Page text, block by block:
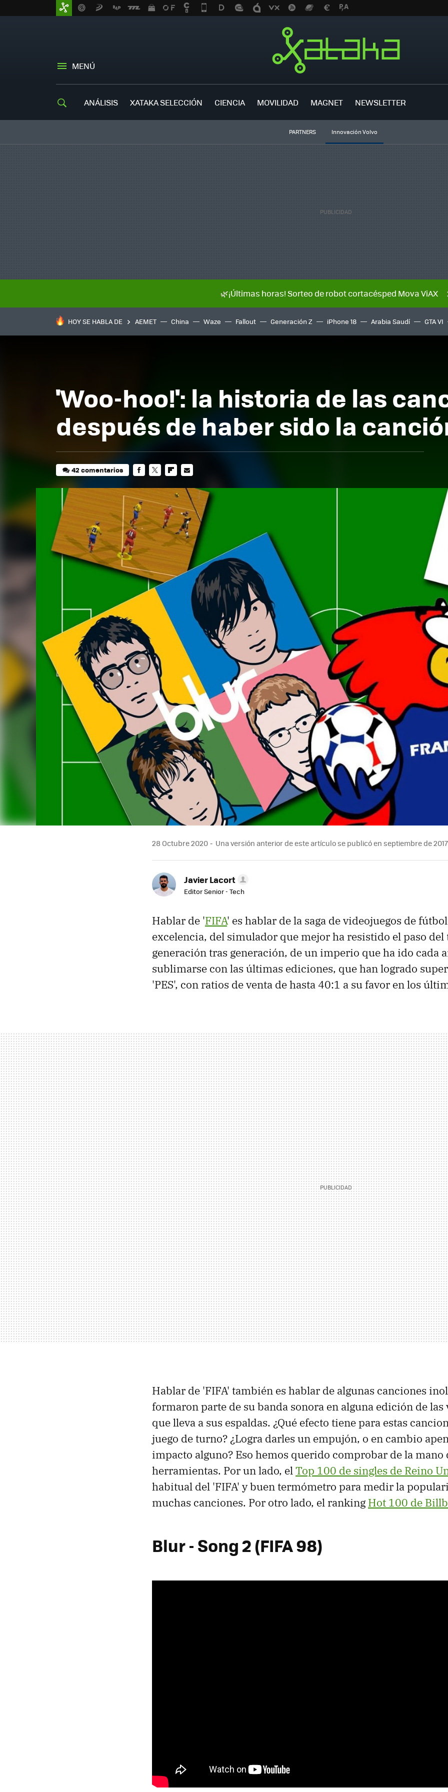
MENÚ
ANÁLISIS XATAKA SELECCIÓN CIENCIA MOVILIDAD MAGNET NEWSLETTER
PARTNERS Innovación Volvo
🌿¡Últimas horas! Sorteo de robot cortacésped Mova ViAX
HOY SE HABLA DE AEMET China Waze Fallout Generación Z iPhone 18 Arabia Saudí GTA VI
'Woo-hoo!': la historia de las
después de haber sido la
42 comentarios
MAIL
28 Octubre 2020 Una versión anterior de este artículo se publicó en septiembre de 2017
Javier Lacort
Editor Senior - Tech
Hablar de 'FIFA' es hablar de la saga de videojuegos de
excelencia, del simulador que mejor ha resistido el paso
generación tras generación, de un imperio que ha ido cada
sublimarse con las últimas ediciones, que han logrado
'PES', con ratios de venta de hasta 40:1 a su favor en los
Hablar de 'FIFA' también es hablar de algunas canciones
formaron parte de su banda sonora en alguna edición de
que lleva a sus espaldas. ¿Qué efecto tiene para estas
juego de turno? ¿Logra darles un empujón, o en cambio
impacto alguno? Eso hemos querido comprobar de la mano
herramientas. Por un lado, elTop 100 de singles de Reino
habitual del 'FIFA' y buen termómetro para medir la
muchas canciones. Por otro lado, el ranking Hot 100 de
Blur - Song 2 (FIFA 98)